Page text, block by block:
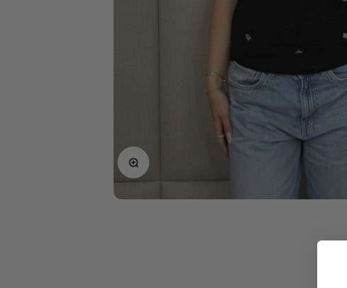
In-/uitzoomen